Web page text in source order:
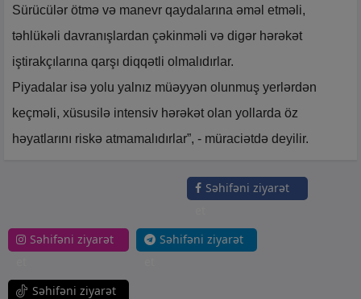
Sürücülər ötmə və manevr qaydalarına əməl etməli,
təhlükəli davranışlardan çəkinməli və digər hərəkət
iştirakçılarına qarşı diqqətli olmalıdırlar.
Piyadalar isə yolu yalnız müəyyən olunmuş yerlərdən
keçməli, xüsusilə intensiv hərəkət olan yollarda öz
həyatlarını riskə atmamalıdırlar”, - müraciətdə deyilir.
Səhifəni ziyarət
Səhifəni ziyarət
Səhifəni ziyarət
Səhifəni ziyarət